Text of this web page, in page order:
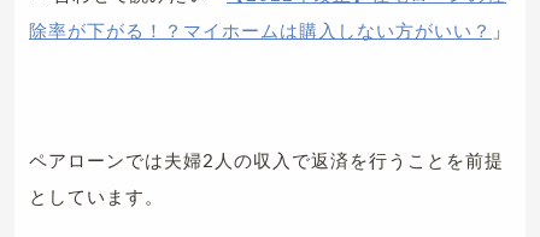
除率が下がる！？マイホームは購入しない方がいい？ 」
ペアローンでは夫婦2人の収入で返済を行うことを前提
としています。